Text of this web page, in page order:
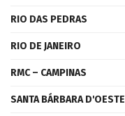
RIO DAS PEDRAS
RIO DE JANEIRO
RMC – CAMPINAS
SANTA BÁRBARA D'OESTE